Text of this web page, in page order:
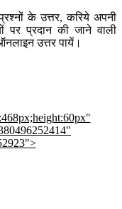
के उत्तर, करिये अपनी
पर प्रदान की जाने वाली
उत्तर पायें।